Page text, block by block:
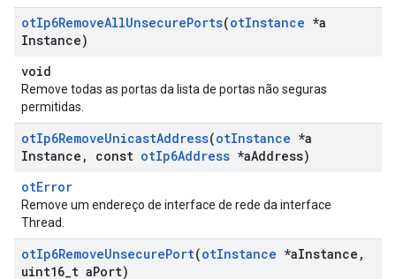
otIp6RemoveAllUnsecurePorts(otInstance *a
Instance)
void
Remove todas as portas da lista de portas não seguras
permitidas.
otIp6RemoveUnicastAddress(otInstance *a
Instance , const otIp6Address *aAddress)
otError
Remove um endereço de interface de rede da interface
Thread.
otIp6RemoveUnsecurePort(otInstance *aInstance ,
uint16 t aPort)